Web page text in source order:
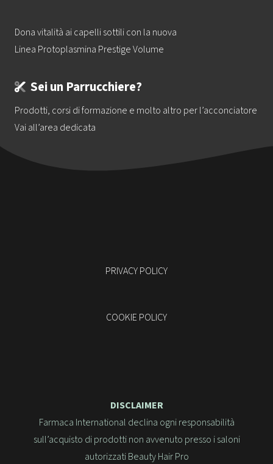
Dona vitalità ai capelli sottili con la nuova
Linea Protoplasmina Prestige Volume
Sei un Parrucchiere?
Prodotti, corsi di formazione e molto altro per l’acconciatore
Vai all’area dedicata
PRIVACY POLICY
COOKIE POLICY
DISCLAIMER
Farmaca International declina ogni responsabilità
sull’acquisto di prodotti non avvenuto presso i saloni
autorizzati Beauty Hair Pro